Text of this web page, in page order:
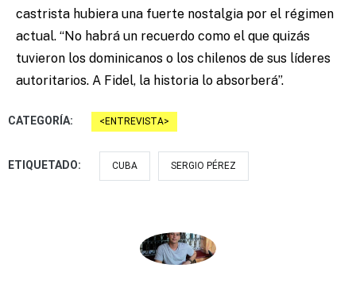
castrista hubiera una fuerte nostalgia por el régimen
actual. “No habrá un recuerdo como el que quizás
tuvieron los dominicanos o los chilenos de sus líderes
autoritarios. A Fidel, la historia lo absorberá”.
CATEGORÍA: ENTREVISTA
ETIQUETADO: CUBA SERGIO PÉREZ